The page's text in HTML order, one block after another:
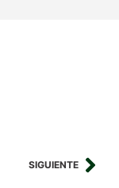
SIGUIENTE